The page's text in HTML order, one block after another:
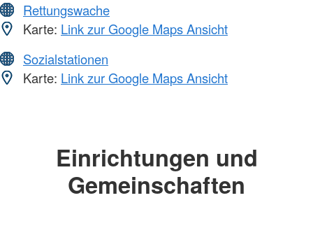
Rettungswache
Karte: Link zur Google Maps Ansicht
Sozialstationen
Karte: Link zur Google Maps Ansicht
Einrichtungen und
Gemeinschaften